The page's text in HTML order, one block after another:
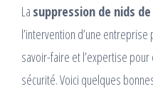
La suppression de nids
l’intervention d’une
savoir-faire et l’expertise
sécurité. Voici quelques